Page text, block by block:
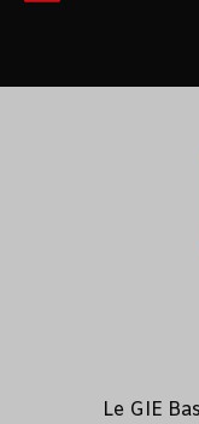
Le GIE